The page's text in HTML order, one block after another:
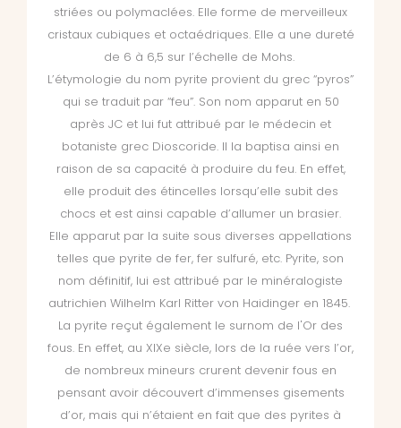
striées ou polymaclées. Elle forme de merveilleux
cristaux cubiques et octaédriques. Elle a une dureté
de 6 à 6,5 sur l’échelle de Mohs.
L’étymologie du nom pyrite provient du grec “pyros”
qui se traduit par “feu”. Son nom apparut en 50
après JC et lui fut attribué par le médecin et
botaniste grec Dioscoride. Il la baptisa ainsi en
raison de sa capacité à produire du feu. En effet,
elle produit des étincelles lorsqu’elle subit des
chocs et est ainsi capable d’allumer un brasier.
Elle apparut par la suite sous diverses appellations
telles que pyrite de fer, fer sulfuré, etc. Pyrite, son
nom définitif, lui est attribué par le minéralogiste
autrichien Wilhelm Karl Ritter von Haidinger en 1845.
La pyrite reçut également le surnom de l'Or des
fous. En effet, au XIXe siècle, lors de la ruée vers l’or,
de nombreux mineurs crurent devenir fous en
pensant avoir découvert d’immenses gisements
d’or, mais qui n’étaient en fait que des pyrites à